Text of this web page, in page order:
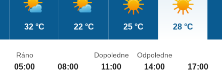
32 °C 22 °C 25 °C 28 °C
Ráno
05:00 08:00
Dopoledne
11:00
Odpoledne
14:00 17:00